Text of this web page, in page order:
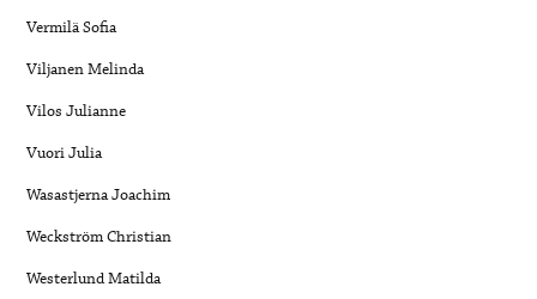
Vermilä Sofia
Viljanen Melinda
Vilos Julianne
Vuori Julia
Wasastjerna Joachim
Weckström Christian
Westerlund Matilda